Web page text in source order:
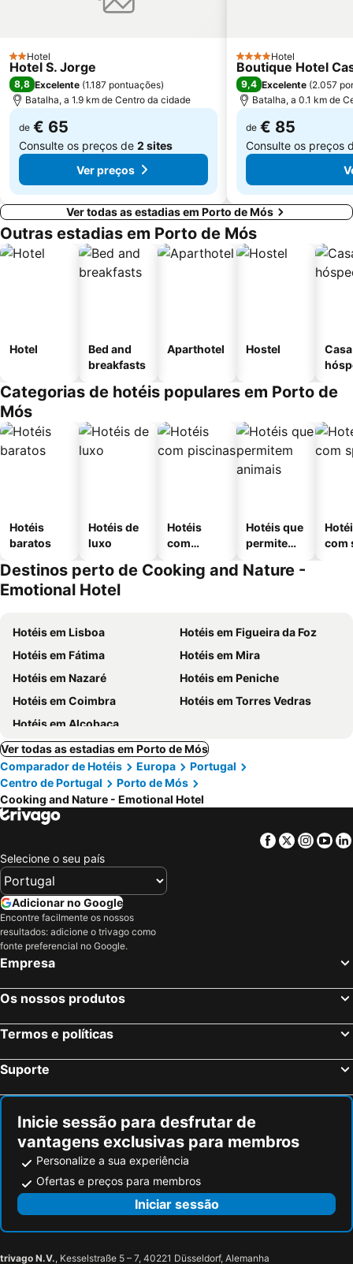
Pelourinho de Alfeizerão
Paisagem Protegida da Serra de Montejunto
Lagoa da Ervideira
2 Estrelas
Hotel
Hotel S. Jorge
8,8 Excelente (1.187 pontuações)
Batalha, a 1.9 km de Centro da cidade
de € 65
Consulte os preços de 2 sites
Ver preços
4 Estrelas
Hotel
Boutique Hotel
9,4 Excelente (2.057
Batalha, a 0.1 km de
de € 85
Consulte os preços
Ver todas as estadias em Porto de Mós
Outras estadias em Porto de Mós
Hotel
Bed and
breakfasts
Aparthotel Hostel
Categorias de hotéis populares em Porto de
Mós
Hotéis
baratos
Hotéis de
luxo
Hotéis
com
Hotéis que
permitem
com
Destinos perto de Cooking and Nature -
Emotional Hotel
Hotéis em Lisboa
Hotéis em Figueira da Foz
Hotéis em Fátima
Hotéis em Mira
Hotéis em Nazaré
Hotéis em Peniche
Hotéis em Coimbra
Hotéis em Torres Vedras
Hotéis em Alcobaça
Ver todas as estadias em Porto de Mós
Comparador de Hotéis
Europa
Portugal
Centro de Portugal
Porto de Mós
Cooking and Nature - Emotional Hotel
Facebook
Twitter
Selecione o seu país
Adicionar no Google
Encontre facilmente os nossos
resultados: adicione o trivago como
fonte preferencial no Google.
Empresa
Os nossos produtos
Termos e políticas
Suporte
Inicie sessão para desfrutar de
vantagens exclusivas para membros
Personalize a sua experiência
Ofertas e preços para membros
Iniciar sessão
trivago N.V., Kesselstraße 5 – 7, 40221 Düsseldorf, Alemanha